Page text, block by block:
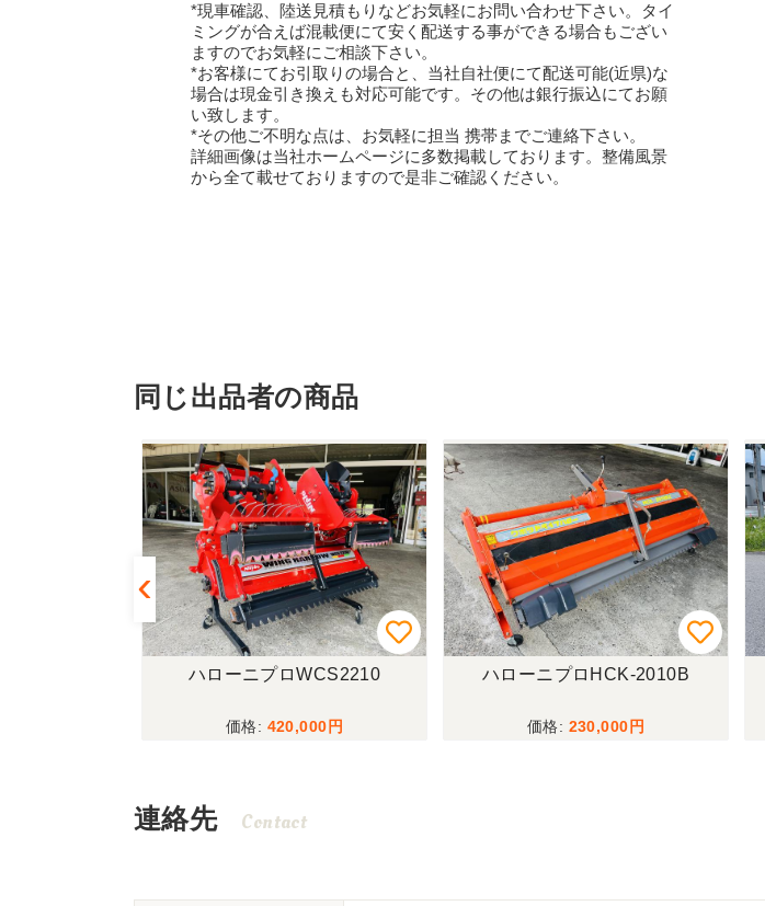
*現車確認、陸送見積もりなどお気軽にお問い合わせ下さい。タイ
ミングが合えば混載便にて安く配送する事ができる場合もござい
ますのでお気軽にご相談下さい。
*お客様にてお引取りの場合と、当社自社便にて配送可能(近県)な
場合は現金引き換えも対応可能です。その他は銀行振込にてお願
い致します。
*その他ご不明な点は、お気軽に担当 携帯までご連絡下さい。
詳細画像は当社ホームページに多数掲載しております。整備風景
から全て載せておりますので是非ご確認ください。
同じ出品者の商品
ハローニプロWCS2210
420,000
ハローニプロHCK-2010B
230,000
連絡先 Contact